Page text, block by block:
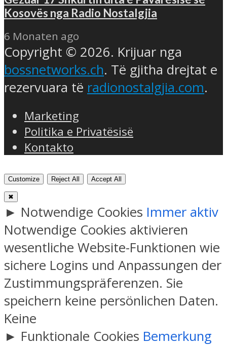
Kosovës nga Radio Nostalgjia
6 Monaten ago
Copyright © 2026. Krijuar nga
bossnetworks.ch. Të gjitha drejtat e
rezervuara të radionostalgjia.com.
Marketing
Politika e Privatësisë
Kontakto
Customize Reject All Accept All
✖
► Notwendige Cookies Immer aktiv
Notwendige Cookies aktivieren
wesentliche Website-Funktionen wie
sichere Logins und Anpassungen der
Zustimmungspräferenzen. Sie
speichern keine persönlichen Daten.
Keine
► Funktionale Cookies Bemerkung